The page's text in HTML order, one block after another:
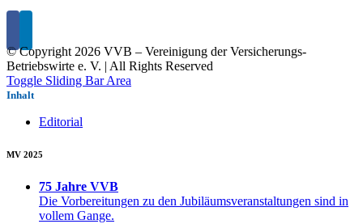
© Copyright 2026 VVB – Vereinigung der Versicherungs-
Betriebswirte e. V. | All Rights Reserved
Toggle Sliding Bar Area
Inhalt
Editorial
MV 2025
75 Jahre VVB
Die Vorbereitungen zu den Jubiläumsveranstaltungen sind in
vollem Gange.